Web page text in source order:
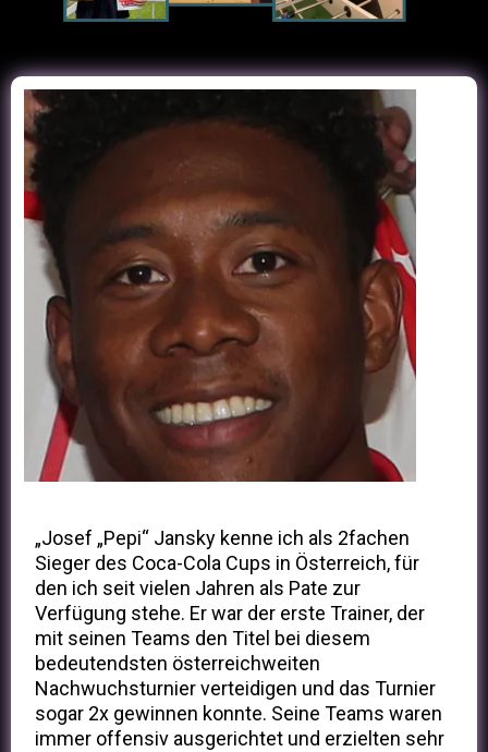
„Josef „Pepi“ Jansky kenne ich als 2fachen
Sieger des Coca-Cola Cups in Österreich, für
den ich seit vielen Jahren als Pate zur
Verfügung stehe. Er war der erste Trainer, der
mit seinen Teams den Titel bei diesem
bedeutendsten österreichweiten
Nachwuchsturnier verteidigen und das Turnier
sogar 2x gewinnen konnte. Seine Teams waren
immer offensiv ausgerichtet und erzielten sehr